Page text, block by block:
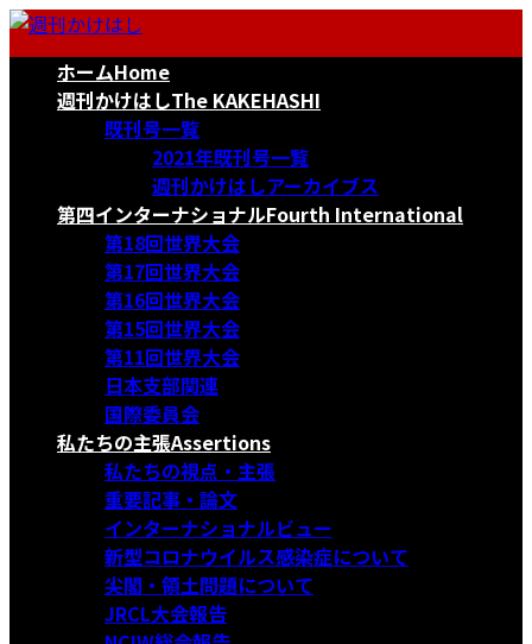
コ
ナ
ホームHome
週刊かけはしThe KAKEHASHI
既刊号一覧
2021年既刊号一覧
週刊かけはしアーカイブス
第四インターナショナルFourth International
第18回世界大会
第17回世界大会
第16回世界大会
第15回世界大会
第11回世界大会
日本支部関連
国際委員会
私たちの主張Assertions
私たちの視点・主張
重要記事・論文
インターナショナルビュー
新型コロナウイルス感染症について
尖閣・領土問題について
JRCL大会報告